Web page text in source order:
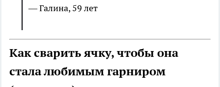
— Галина, 59 лет
Как сварить ячку, чтобы она
стала любимым гарниром